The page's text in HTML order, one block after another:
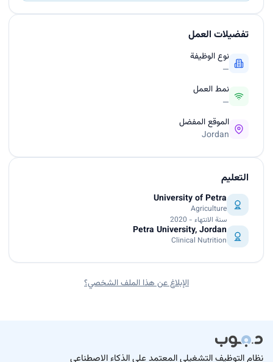
تفضيلات العمل
نوع الوظيفة
—
نمط العمل
—
الموقع المفضل
Jordan
التعليم
University of Petra
Agriculture
سنة الانتهاء - 2020
Petra University, Jordan
Clinical Nutrition
الإبلاغ عن هذا الملف الشخصي؟
نظام التوظيف التشغيلي المعتمد على الذكاء الاصطناعي